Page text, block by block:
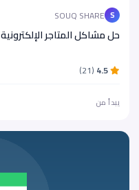
S
SOUQ SHARE
حل مشاكل المتاجر الإلكترونية
4.5
(21)
يبدأ من